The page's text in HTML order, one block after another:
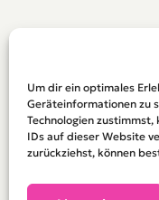
Um dir ein optimales
Geräteinformationen zu
Technologien
IDs auf dieser Website
zurückziehst, können